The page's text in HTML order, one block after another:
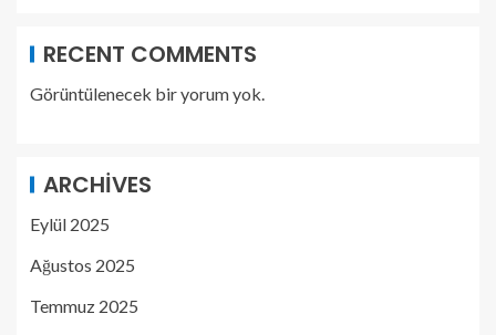
RECENT COMMENTS
Görüntülenecek bir yorum yok.
ARCHIVES
Eylül 2025
Ağustos 2025
Temmuz 2025